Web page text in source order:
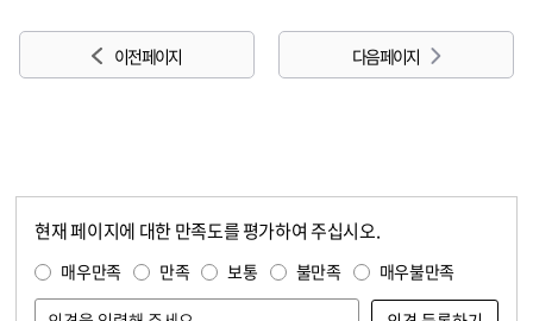
이전 페이지 다음 페이지
현재 페이지에 대한 만족도를 평가하여 주십시오.
매우만족 만족 보통 불만족 매우불만족